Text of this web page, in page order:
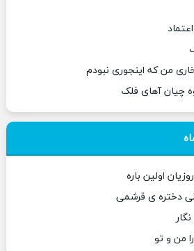
من که اینجوری نبودم
چیان آهای فلک
اولین باره
دختره ی قرشمی
من و تو